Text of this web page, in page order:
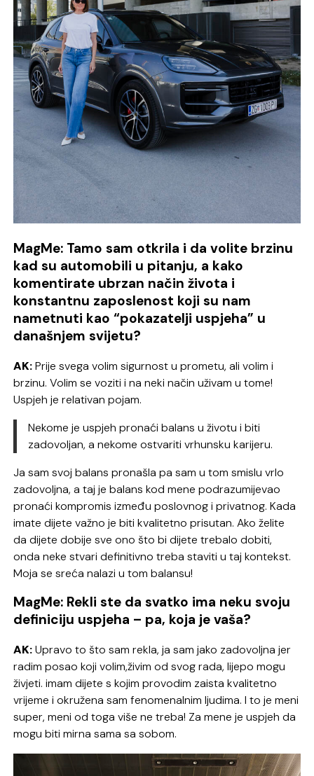
MagMe: Tamo sam otkrila i da volite brzinu
kad su automobili u pitanju, a kako
komentirate ubrzan način života i
konstantnu zaposlenost koji su nam
nametnuti kao “pokazatelji uspjeha” u
današnjem svijetu?
AK:Prije svega volim sigurnost u prometu, ali volim i
brzinu. Volim se voziti i na neki način uživam u tome!
Uspjeh je relativan pojam.
Nekome je uspjeh pronaći balans u životu i biti
zadovoljan, a nekome ostvariti vrhunsku karijeru.
Ja sam svoj balans pronašla pa sam u tom smislu vrlo
zadovoljna, a taj je balans kod mene podrazumijevao
pronaći kompromis između poslovnog i privatnog. Kada
imate dijete važno je biti kvalitetno prisutan. Ako želite
da dijete dobije sve ono što bi dijete trebalo dobiti,
onda neke stvari definitivno treba staviti u taj kontekst.
Moja se sreća nalazi u tom balansu!
MagMe: Rekli ste da svatko ima neku svoju
definiciju uspjeha – pa, koja je vaša?
AK:Upravo to što sam rekla, ja sam jako zadovoljna jer
radim posao koji volim,živim od svog rada, lijepo mogu
živjeti. imam dijete s kojim provodim zaista kvalitetno
vrijeme i okružena sam fenomenalnim ljudima. I to je meni
super, meni od toga više ne treba! Za mene je uspjeh da
mogu biti mirna sama sa sobom.